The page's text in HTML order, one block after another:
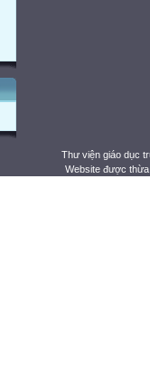
Thư viện giáo dục
Website được